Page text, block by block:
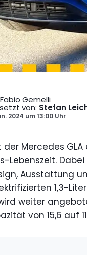
Gemelli
von: Stefan
2024 um13:00 Uhr
der Mercedes
Lebenszeit.
Ausstattung
1,3-
weiter
von 15,6 auf